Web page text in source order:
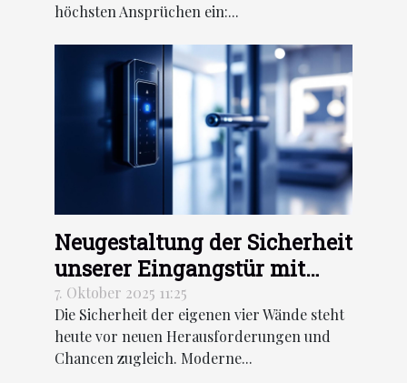
höchsten Ansprüchen ein:...
Neugestaltung der Sicherheit
unserer Eingangstür mit
Hilfe moderner
Technologien
7. Oktober 2025 11:25
Die Sicherheit der eigenen vier Wände steht
heute vor neuen Herausforderungen und
Chancen zugleich. Moderne...